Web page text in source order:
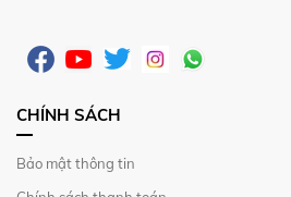
CHÍNH SÁCH
Bảo mật thông tin